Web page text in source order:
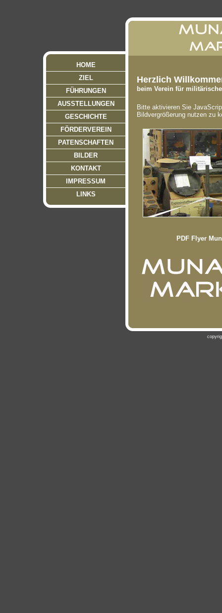
Herzlich
beim Verein für
Bitte aktivieren Sie
Bildvergrößerung nutzen zu
PDF Flyer
HOME
ZIEL
FÜHRUNGEN
AUSSTELLUNGEN
GESCHICHTE
FÖRDERVEREIN
PATENSCHAFTEN
BILDER
KONTAKT
IMPRESSUM
LINKS